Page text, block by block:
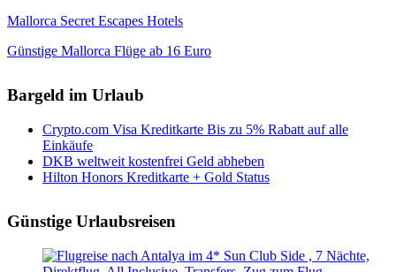
Mallorca Secret Escapes Hotels
Günstige Mallorca Flüge ab 16 Euro
Bargeld im Urlaub
Crypto.com Visa Kreditkarte Bis zu 5% Rabatt auf alle
Einkäufe
DKB weltweit kostenfrei Geld abheben
Hilton Honors Kreditkarte + Gold Status
Günstige Urlaubsreisen